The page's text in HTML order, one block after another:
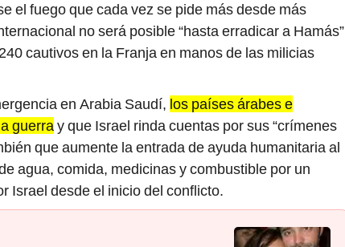
el fuego que cada vez se pide más desde más
no será posible “hasta erradicar a Hamás”
cautivos en la Franja en manos de las milicias
en Arabia Saudí, los países árabes e
guerray que Israel rinda cuentas por sus “crímenes
que aumente la entrada de ayuda humanitaria al
agua, comida, medicinas y combustible por un
Israel desde el inicio del conflicto.